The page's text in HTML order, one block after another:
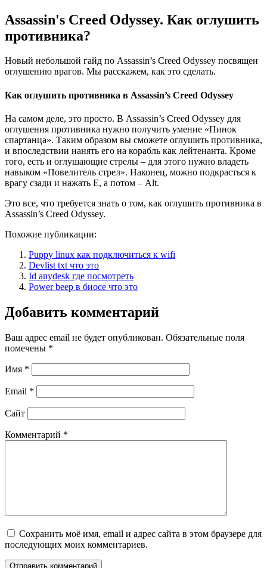
Assassin's Creed Odyssey. Как оглушить
противника?
Новый небольшой гайд по Assassin’s Creed Odyssey посвящен
оглушению врагов. Мы расскажем, как это сделать.
Как оглушить противника в Assassin’s Creed Odyssey
На самом деле, это просто. В Assassin’s Creed Odyssey для
оглушения противника нужно получить умение «Пинок
спартанца». Таким образом вы сможете оглушить противника,
и впоследствии нанять его на корабль как лейтенанта. Кроме
того, есть и оглушающие стрелы – для этого нужно владеть
навыком «Повелитель стрел». Наконец, можно подкрасться к
врагу сзади и нажать Е, а потом – Alt.
Это все, что требуется знать о том, как оглушить противника в
Assassin’s Creed Odyssey.
Похожие публикации:
Puppy linux как подключиться к wifi
Devlist txt что это
Id anydesk где посмотреть
Power beep в биосе что это
Добавить комментарий
Ваш адрес email не будет опубликован. Обязательные поля
помечены *
Имя *
Email *
Сайт
Комментарий *
Сохранить моё имя, email и адрес сайта в этом браузере для
последующих моих комментариев.